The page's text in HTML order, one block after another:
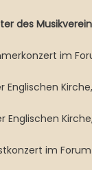
des
im
Englischen
Englischen
im